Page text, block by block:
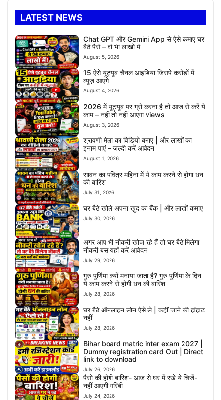
LATEST NEWS
Chat GPT और Gemini App से ऐसे कमाए घर
बैठे पैसे – वो भी लाखों में
August 5, 2026
15 ऐसे यूट्यूब चैनल आइडिया जिसपे करोड़ों में
व्यूज़ आएंगे
August 4, 2026
2026 में यूट्यूब पर ग्रो करना है तो आज से करें ये
काम – नहीं तो नहीं आएगा views
August 3, 2026
श्रावणी मेला का विडियो बनाए | और लाखों का
इनाम पाएं – जल्दी करें आवेदन
August 1, 2026
सावन का पवित्र महिना में ये काम करने से होगा धन
की बारिश
July 31, 2026
घर बैठे खोले अपना खुद का बैंक | और लाखों कमाए
July 30, 2026
अगर आप भी नौकरी खोज रहे हैं तो घर बैठे मिलेगा
नौकरी बस यहाँ करें आवेदन
July 29, 2026
गुरु पुर्णिमा क्यों मनाया जाता है? गुरु पुर्णिमा के दिन
ये काम करने से होगी धन की बारिश
July 28, 2026
घर बैठे ऑनलाइन लोन ऐसे ले | कहीं जाने की झंझट
नहीं
July 28, 2026
Bihar board matric inter exam 2027 |
Dummy registration card Out | Direct
link to download
July 26, 2026
पैसो की होगी बारिश- आज से घर में रखे ये चिजें-
नहीं आएगी गरिबी
July 24, 2026